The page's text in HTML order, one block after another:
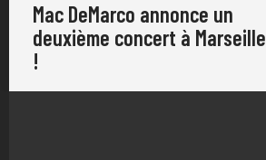
Mac DeMarco annonce un
deuxième concert à Marseille
!